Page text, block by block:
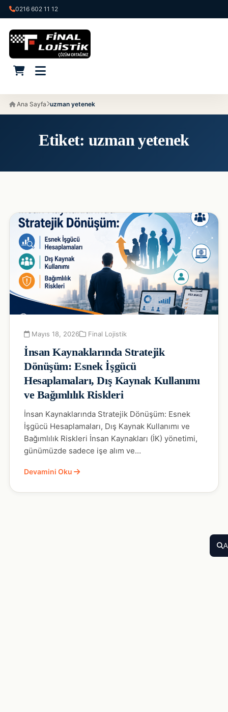
0216 602 11 12
Ana Sayfa uzman yetenek
Etiket:uzman yetenek
Mayıs 18, 2026 Final Lojistik
İnsan Kaynaklarında Stratejik
Dönüşüm: Esnek İşgücü
Hesaplamaları, Dış Kaynak Kullanımı
ve Bağımlılık Riskleri
İnsan Kaynaklarında Stratejik Dönüşüm: Esnek
İşgücü Hesaplamaları, Dış Kaynak Kullanımı ve
Bağımlılık Riskleri İnsan Kaynakları (İK) yönetimi,
günümüzde sadece işe alım ve…
Devamini Oku